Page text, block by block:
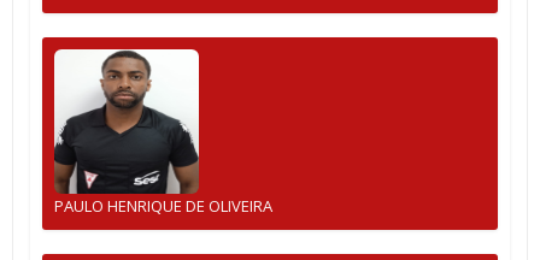
PAULO HENRIQUE DE OLIVEIRA